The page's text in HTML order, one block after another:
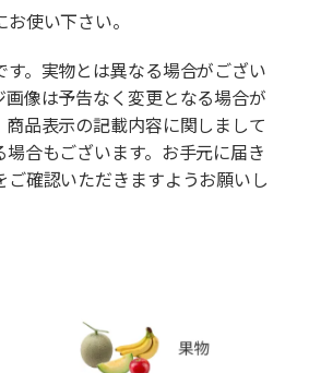
使い下さい。
。実物とは異なる場合がござい
像は予告なく変更となる場合が
商品表示の記載内容に関しまして
場合もございます。お手元に届き
ご確認いただきますようお願いし